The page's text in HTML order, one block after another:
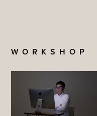
WORKSHOP